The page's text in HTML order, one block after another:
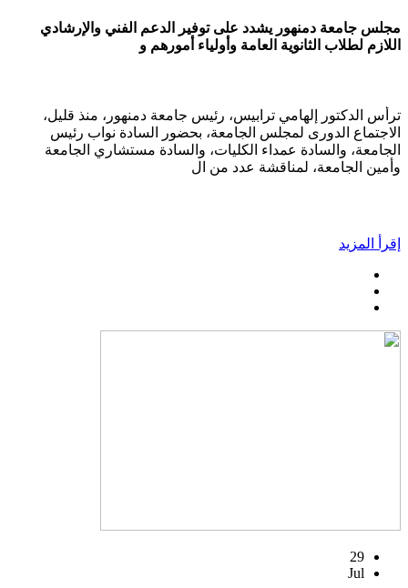
مجلس جامعة دمنهور يشدد على توفير الدعم الفني والإرشادي
اللازم لطلاب الثانوية العامة وأولياء أمورهم و
ترأس الدكتور إلهامي ترابيس، رئيس جامعة دمنهور، منذ قليل،
الاجتماع الدورى لمجلس الجامعة، بحضور السادة نواب رئيس
الجامعة، والسادة عمداء الكليات، والسادة مستشاري الجامعة
وأمين الجامعة، لمناقشة عدد من ال
إقرأ المزيد
29
Jul